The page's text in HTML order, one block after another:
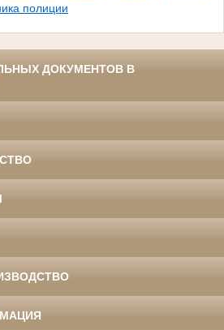
полиции
ДОКУМЕНТОВ В